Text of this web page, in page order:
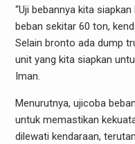
“Uji bebannya kita
beban sekitar 60 ton,
Selain bronto ada dump
unit yang kita siapkan
Iman.
Menurutnya, ujicoba
untuk memastikan
dilewati kendaraan,